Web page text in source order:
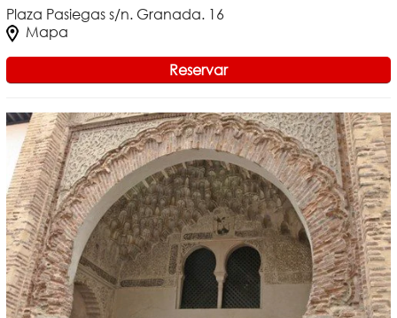
Plaza Pasiegas s/n. Granada. 16
Mapa
Reservar